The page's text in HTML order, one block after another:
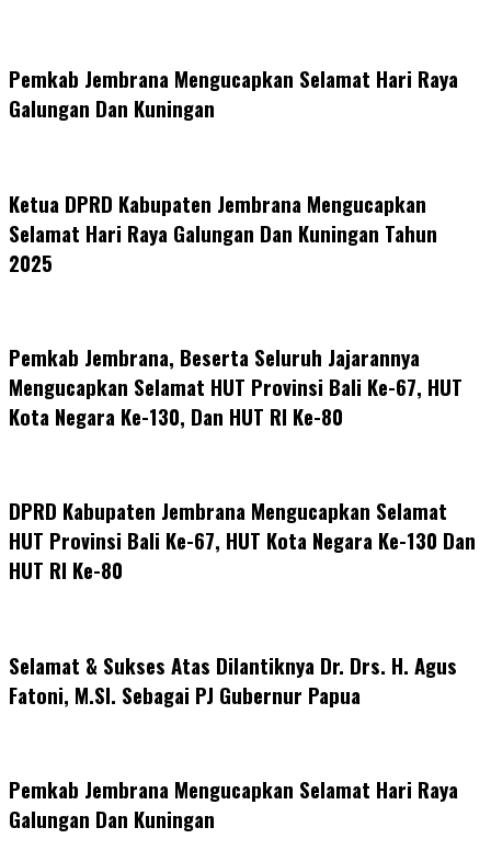
Pemkab Jembrana Mengucapkan Selamat Hari Raya
Galungan Dan Kuningan
Ketua DPRD Kabupaten Jembrana Mengucapkan
Selamat Hari Raya Galungan Dan Kuningan Tahun
2025
Pemkab Jembrana, Beserta Seluruh Jajarannya
Mengucapkan Selamat HUT Provinsi Bali Ke-67, HUT
Kota Negara Ke-130, Dan HUT RI Ke-80
DPRD Kabupaten Jembrana Mengucapkan Selamat
HUT Provinsi Bali Ke-67, HUT Kota Negara Ke-130 Dan
HUT RI Ke-80
Selamat & Sukses Atas Dilantiknya Dr. Drs. H. Agus
Fatoni, M.SI. Sebagai PJ Gubernur Papua
Pemkab Jembrana Mengucapkan Selamat Hari Raya
Galungan Dan Kuningan